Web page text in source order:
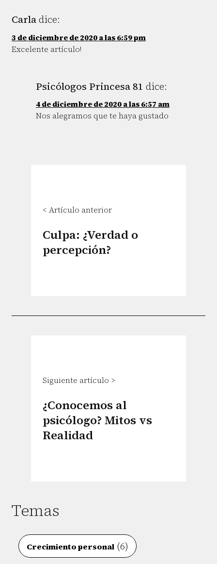
Carladice:
3 de diciembre de 2020 a las 6:59 pm
Excelente artículo!
Psicólogos Princesa 81 dice:
4 de diciembre de 2020 a las 6:57 am
Nos alegramos que te haya gustado
< Artículo anterior
Culpa: ¿Verdad o
percepción?
Siguiente artículo >
¿Conocemos al
psicólogo? Mitos vs
Realidad
Temas
Crecimiento personal (6)